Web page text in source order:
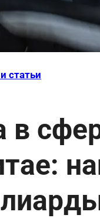
статьи
в